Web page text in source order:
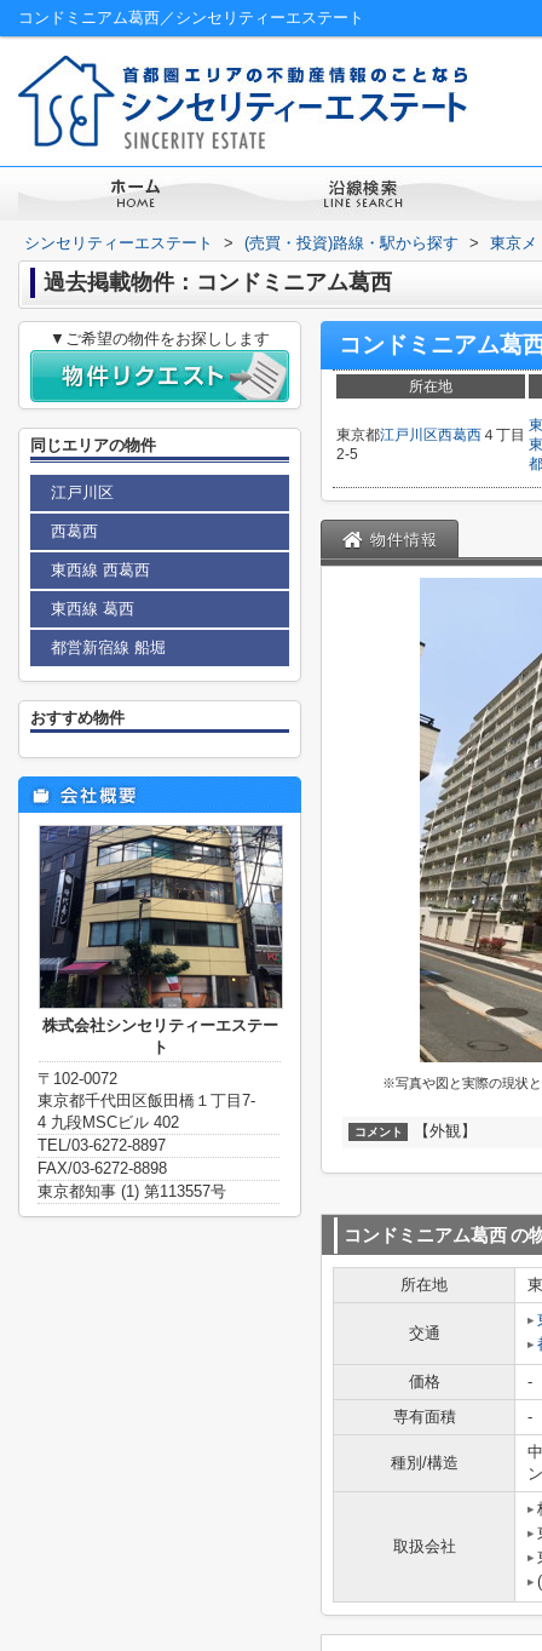
コンドミニアム葛西／シンセリティーエステート
シンセリティーエステート > (売買・投資)路線・駅から探す > 東京メ
過去掲載物件：コンドミニアム葛西
コンドミニアム葛
所在地
東京都江戸川区西葛西４丁目
2-5
物件情報
※写真や図と実際の現状
コメント 【外観】
コンドミニアム葛西の
所在地
交通
価格
-
専有面積
-
種別/構造
取扱会社
▼ご希望の物件をお探しします
同じエリアの物件
江戸川区
西葛西
東西線 西葛西
東西線 葛西
都営新宿線 船堀
おすすめ物件
株式会社シンセリティーエステー
ト
〒102-0072
東京都千代田区飯田橋１丁目7-
4 九段MSCビル 402
TEL/03-6272-8897
FAX/03-6272-8898
東京都知事 (1) 第113557号